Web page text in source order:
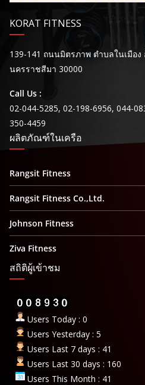
KORAT FITNESS
139-141 ถนนมิตรภาพ ตำบลในเมือง
นครราชสีมา 30000
Call Us :
02-044-5285, 02-198-6956, 044-
350-4459
ผลิตภัณฑ์ในเครือ
Rangsit Fitness
Rangsit Fitness Co.,Ltd.
Johnson Fitness
Ziva Fitness
สถิติผู้เข้าชม
Users Today : 0
Users Yesterday : 5
Users Last 7 days : 41
Users Last 30 days : 160
Users This Month : 41